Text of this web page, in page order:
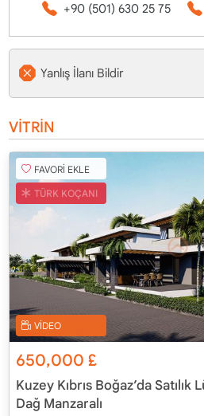
+90 (501) 630 25 75
Yanlış İlanı Bildir
VİTRİN
FAVORİ EKLE
TÜRK KOÇANI
VİDEO
650,000 £
Kuzey Kıbrıs Boğaz’da
Dağ Manzaralı